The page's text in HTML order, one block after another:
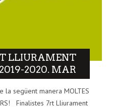
LLIURAMENT
2020. MAR
la següent manera MOLTES
Finalistes 7rt Lliurament